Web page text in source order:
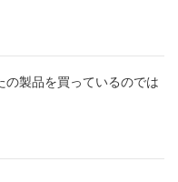
製品を買っているのでは